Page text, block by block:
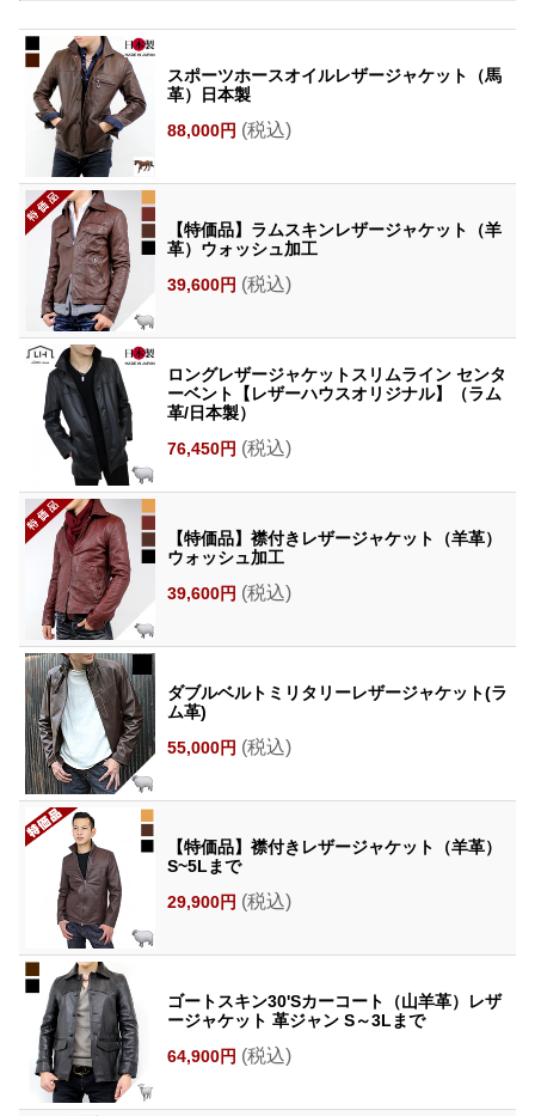
スポーツホースオイルレザージャケット（馬
革）日本製
88,000円 (税込)
【特価品】ラムスキンレザージャケット（羊
革）ウォッシュ加工
39,600円 (税込)
ロングレザージャケットスリムライン センタ
ーベント【レザーハウスオリジナル】（ラム
革/日本製）
76,450円 (税込)
【特価品】襟付きレザージャケット（羊革）
ウォッシュ加工
39,600円 (税込)
ダブルベルトミリタリーレザージャケット(ラ
ム革)
55,000円 (税込)
【特価品】襟付きレザージャケット（羊革）
S~5Lまで
29,900円 (税込)
ゴートスキン30'Sカーコート（山羊革）レザ
ージャケット 革ジャン S～3Lまで
64,900円 (税込)